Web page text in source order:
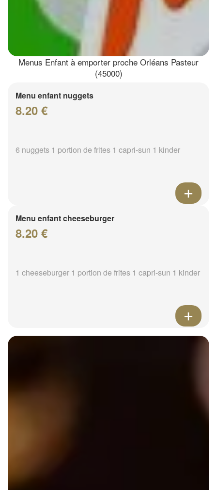
Menus Enfant à emporter proche Orléans Pasteur
(45000)
Menu enfant nuggets
8.20 €
6 nuggets 1 portion de frites 1 capri-sun 1 kinder
Menu enfant cheeseburger
8.20 €
1 cheeseburger 1 portion de frites 1 capri-sun 1 kinder